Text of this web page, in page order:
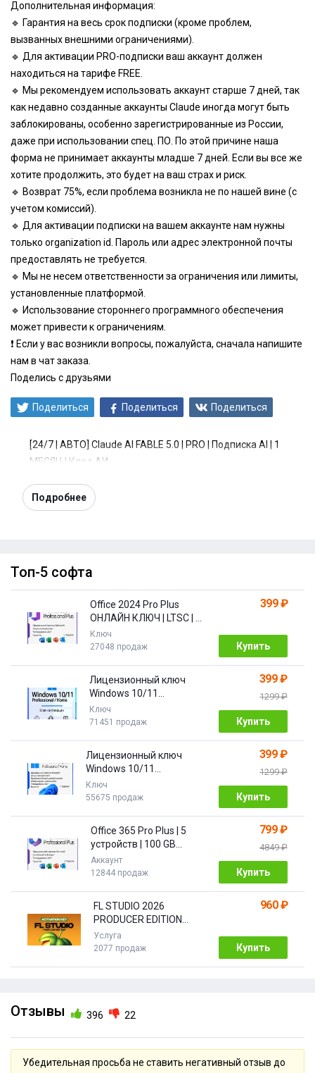
Дополнительная информация:
🔹 Гарантия на весь срок подписки (кроме проблем,
вызванных внешними ограничениями).
🔹 Для активации PRO-подписки ваш аккаунт должен
находиться на тарифе FREE.
🔹 Мы рекомендуем использовать аккаунт старше 7 дней, так
как недавно созданные аккаунты Claude иногда могут быть
заблокированы, особенно зарегистрированные из России,
даже при использовании спец. ПО. По этой причине наша
форма не принимает аккаунты младше 7 дней. Если вы все же
хотите продолжить, это будет на ваш страх и риск.
🔹 Возврат 75%, если проблема возникла не по нашей вине (с
учетом комиссий).
🔹 Для активации подписки на вашем аккаунте нам нужны
только organization id. Пароль или адрес электронной почты
предоставлять не требуется.
🔹 Мы не несем ответственности за ограничения или лимиты,
установленные платформой.
🔹 Использование стороннего программного обеспечения
может привести к ограничениям.
❗ Если у вас возникли вопросы, пожалуйста, сначала напишите
нам в чат заказа.
Поделись с друзьями
Поделиться Поделиться Поделиться
[24/7 | АВТО] Claude AI FABLE 5.0 | PRO | Подписка AI | 1
МЕСЯЦ | Клод АИ
Подробнее
Топ-5 софта
Office 2024 Pro Plus
ОНЛАЙН КЛЮЧ | LTSC | +
ПОДАРОК
Ключ
27048 продаж
399 ₽
Купить
Лицензионный ключ
Windows 10/11
Pro/Home 32/64 bit
Ключ
71451 продаж
399 ₽
1299 ₽
Купить
Лицензионный ключ
Windows 10/11
PRO/HOME | с привязкой
Ключ
55675 продаж
399 ₽
1299 ₽
Купить
Office 365 Pro Plus | 5
устройств | 100 GB
Облако| 1 год
Аккаунт
12844 продаж
799 ₽
4849 ₽
Купить
FL STUDIO 2026
PRODUCER EDITION
[Бессрочная]
Услуга
2077 продаж
960 ₽
Купить
Отзывы 396 22
Убедительная просьба не ставить негативный отзыв до